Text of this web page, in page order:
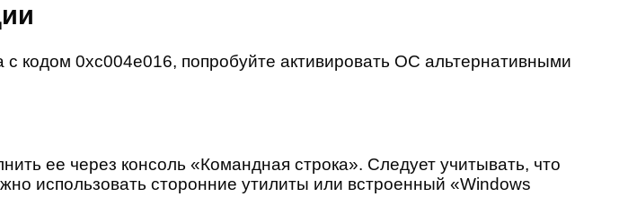
кодом 0xc004e016, попробуйте активировать ОС альтернативными
ее через консоль «Командная строка». Следует учитывать, что
использовать сторонние утилиты или встроенный «Windows